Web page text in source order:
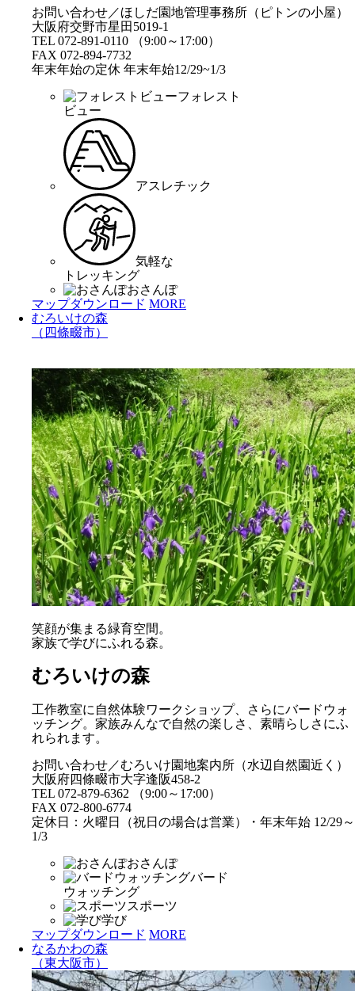
お問い合わせ／ほしだ園地管理事務所（ピトンの小屋）
大阪府交野市星田5019-1
TEL 072-891-0110 （9:00～17:00）
FAX 072-894-7732
年末年始の定休 年末年始12/29~1/3
フォレスト
ビュー
アスレチック
気軽な
トレッキング
おさんぽ
マップダウンロード MORE
むろいけの森
（四條畷市）
笑顔が集まる緑育空間。
家族で学びにふれる森。
むろいけの森
工作教室に自然体験ワークショップ、さらにバードウォ
ッチング。家族みんなで自然の楽しさ、素晴らしさにふ
れられます。
お問い合わせ／むろいけ園地案内所（水辺自然園近く）
大阪府四條畷市大字逢阪458-2
TEL 072-879-6362 （9:00～17:00）
FAX 072-800-6774
定休日：火曜日（祝日の場合は営業）・年末年始 12/29～
1/3
おさんぽ
バード
ウォッチング
スポーツ
学び
マップダウンロード MORE
なるかわの森
（東大阪市）